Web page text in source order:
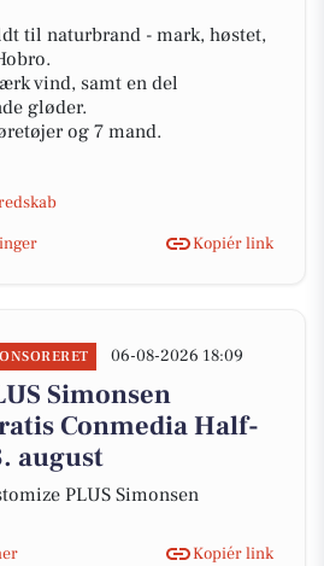
til naturbrand - mark, høstet,
vind, samt en del
gløder.
og 7 mand.
Kopiér link
06-08-2026 18:09
Simonsen
Conmedia Half-
august
PLUS Simonsen
Kopiér link